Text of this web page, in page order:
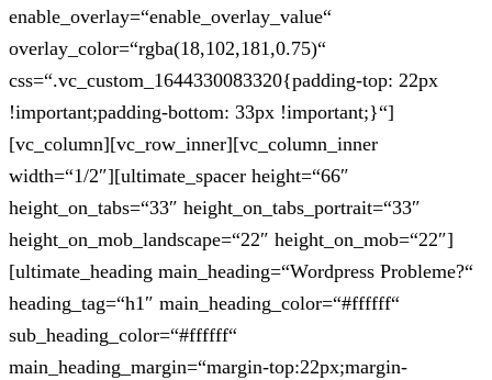
enable_overlay=“enable_overlay_value“
overlay_color=“rgba(18,102,181,0.75)“
css=“.vc_custom_1644330083320{padding-top: 22px
!important;padding-bottom: 33px !important;}“]
[vc_column][vc_row_inner][vc_column_inner
width=“1/2″][ultimate_spacer height=“66″
height_on_tabs=“33″ height_on_tabs_portrait=“33″
height_on_mob_landscape=“22″ height_on_mob=“22″]
[ultimate_heading main_heading=“Wordpress Probleme?“
heading_tag=“h1″ main_heading_color=“#ffffff“
sub_heading_color=“#ffffff“
main_heading_margin=“margin-top:22px;margin-